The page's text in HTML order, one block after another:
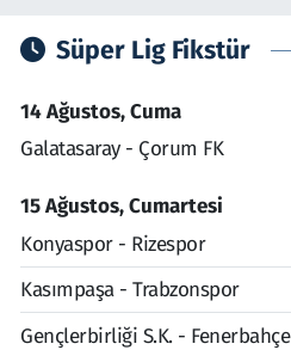
Süper Lig Fikstür
14 Ağustos, Cuma
Galatasaray - Çorum FK
15 Ağustos, Cumartesi
Konyaspor - Rizespor
Kasımpaşa - Trabzonspor
Gençlerbirliği S.K. - Fenerbahçe